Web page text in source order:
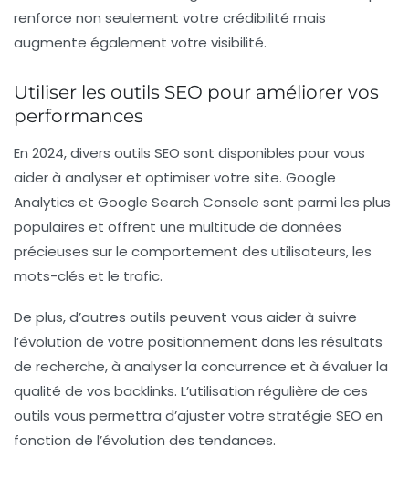
renforce non seulement votre crédibilité mais
augmente également votre visibilité.
Utiliser les outils SEO pour améliorer vos
performances
En 2024, divers outils SEO sont disponibles pour vous
aider à analyser et optimiser votre site. Google
Analytics et Google Search Console sont parmi les plus
populaires et offrent une multitude de données
précieuses sur le comportement des utilisateurs, les
mots-clés et le trafic.
De plus, d’autres outils peuvent vous aider à suivre
l’évolution de votre positionnement dans les résultats
de recherche, à analyser la concurrence et à évaluer la
qualité de vos backlinks. L’utilisation régulière de ces
outils vous permettra d’ajuster votre stratégie SEO en
fonction de l’évolution des tendances.